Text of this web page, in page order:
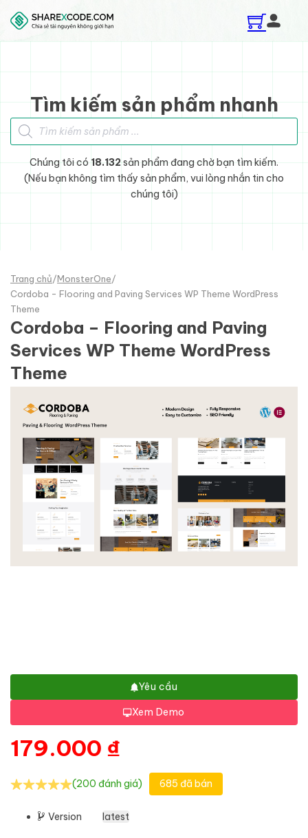
Skip to main content
Skip to footer
Tìm kiếm sản phẩm nhanh
Tìm kiếm sản phẩm
Chúng tôi có 18.132sản phẩm đang chờ bạn tìm kiếm.
(Nếu bạn không tìm thấy sản phẩm, vui lòng nhắn tin cho
chúng tôi)
Trang chủ/MonsterOne/
Cordoba - Flooring and Paving Services WP Theme WordPress
Theme
Cordoba – Flooring and Paving
Services WP Theme WordPress
Theme
Yêu cầu
Xem Demo
179.000 ₫
(200 đánh giá) 685 đã bán
Version latest